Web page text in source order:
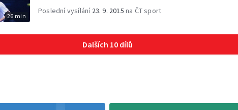
26 min
Poslední vysílání 23. 9. 2015 na ČT sport
Dalších 10 dílů